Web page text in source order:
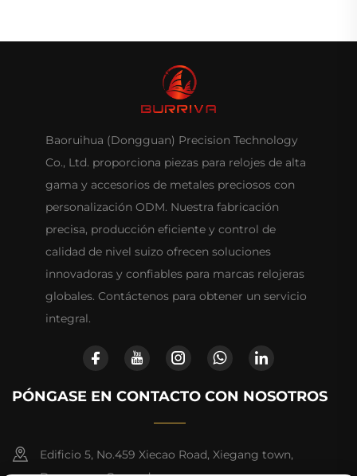
Baoruihua (Dongguan) Precision Technology
Co., Ltd. proporciona piezas para relojes de alta
gama y accesorios de metales preciosos con
personalización ODM. Nuestra fabricación
precisa, producción eficiente y control de
calidad de nivel suizo ofrecen soluciones
innovadoras y confiables para marcas relojeras
globales. Contáctenos para obtener un servicio
integral.
PÓNGASE EN CONTACTO CON NOSOTROS
Edificio 5, No.459 Xiecao Road, Xiegang town,